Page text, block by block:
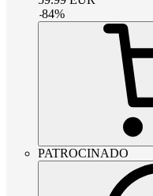
-84%
PATROCINADO